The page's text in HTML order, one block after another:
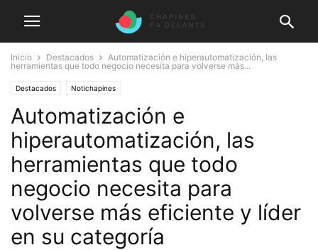
Inicio Destacados
Automatización e hiperautomatización, las
herramientas que todo negocio necesita para volverse más...
Destacados Notichapines
Automatización e
hiperautomatización, las
herramientas que todo
negocio necesita para
volverse más eficiente y líder
en su categoría